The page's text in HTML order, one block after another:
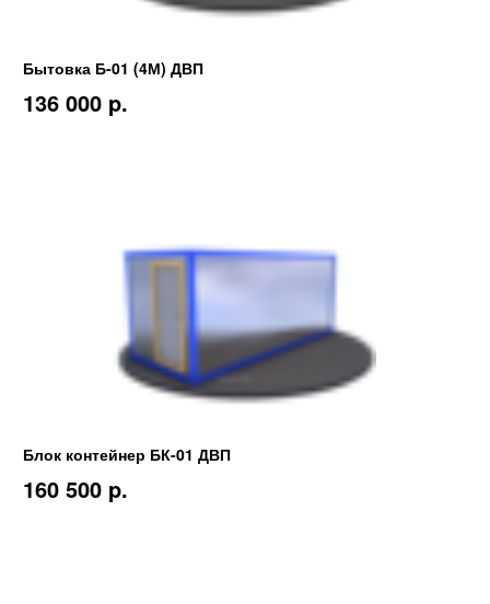
Бытовка Б-01 (4М) ДВП
136 000 p.
Блок контейнер БК-01 ДВП
160 500 p.